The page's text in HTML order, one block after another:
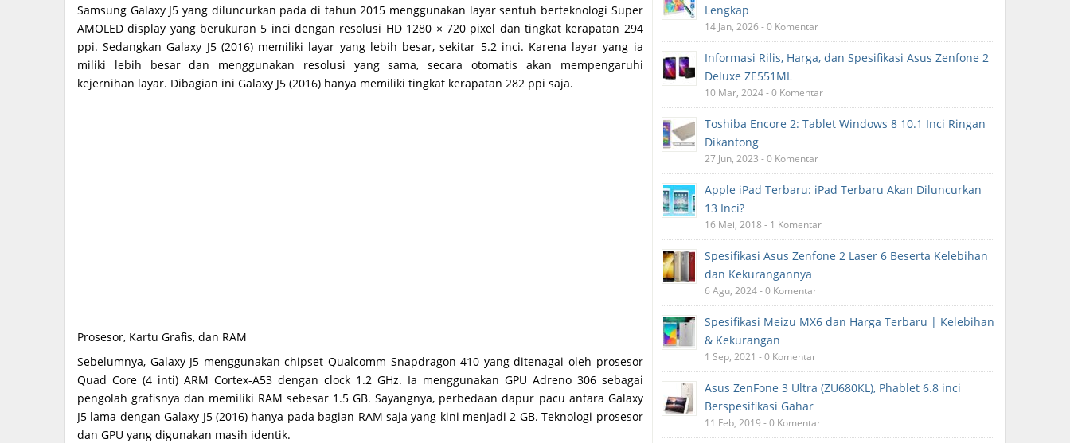
Samsung Galaxy J5 yang diluncurkan pada di tahun 2015 menggunakan layar sentuh berteknologi Super
AMOLED display yang berukuran 5 inci dengan resolusi HD 1280 × 720 pixel dan tingkat kerapatan 294
ppi. Sedangkan Galaxy J5 (2016) memiliki layar yang lebih besar, sekitar 5.2 inci. Karena layar yang ia
miliki lebih besar dan menggunakan resolusi yang sama, secara otomatis akan mempengaruhi
kejernihan layar. Dibagian ini Galaxy J5 (2016) hanya memiliki tingkat kerapatan 282 ppi saja.
Prosesor, Kartu Grafis, dan RAM
Sebelumnya, Galaxy J5 menggunakan chipset Qualcomm Snapdragon 410 yang ditenagai oleh prosesor
Quad Core (4 inti) ARM Cortex-A53 dengan clock 1.2 GHz. Ia menggunakan GPU Adreno 306 sebagai
pengolah grafisnya dan memiliki RAM sebesar 1.5 GB. Sayangnya, perbedaan dapur pacu antara Galaxy
J5 lama dengan Galaxy J5 (2016) hanya pada bagian RAM saja yang kini menjadi 2 GB. Teknologi prosesor
dan GPU yang digunakan masih identik.
Lengkap
14 Jan, 2026 - 0 Komentar
Informasi Rilis, Harga, dan Spesifikasi Asus Zenfone 2
Deluxe ZE551ML
10 Mar, 2024 - 0 Komentar
Toshiba Encore 2: Tablet Windows 8 10.1 Inci Ringan
Dikantong
27 Jun, 2023 - 0 Komentar
Apple iPad Terbaru: iPad Terbaru Akan Diluncurkan
13 Inci?
16 Mei, 2018 - 1 Komentar
Spesifikasi Asus Zenfone 2 Laser 6 Beserta Kelebihan
dan Kekurangannya
6 Agu, 2024 - 0 Komentar
Spesifikasi Meizu MX6 dan Harga Terbaru | Kelebihan
& Kekurangan
1 Sep, 2021 - 0 Komentar
Asus ZenFone 3 Ultra (ZU680KL), Phablet 6.8 inci
Berspesifikasi Gahar
11 Feb, 2019 - 0 Komentar